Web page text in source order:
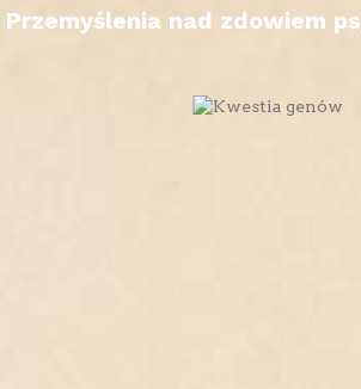
Przemyślenia nad zdowiem